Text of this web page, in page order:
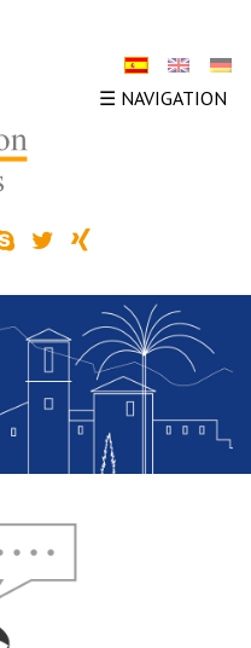
☰ NAVIGATION